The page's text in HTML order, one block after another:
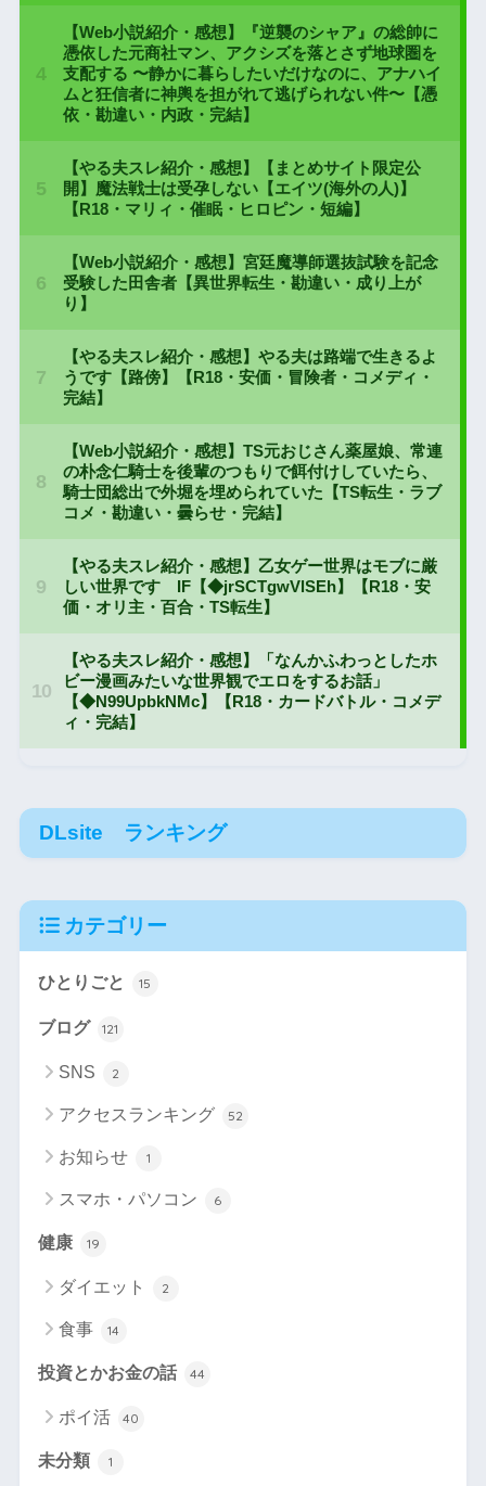
DLsite ランキング
カテゴリー
ひとりごと 15
ブログ 121
SNS 2
アクセスランキング 52
お知らせ 1
スマホ・パソコン 6
健康 19
ダイエット 2
食事 14
投資とかお金の話 44
ポイ活 40
未分類 1